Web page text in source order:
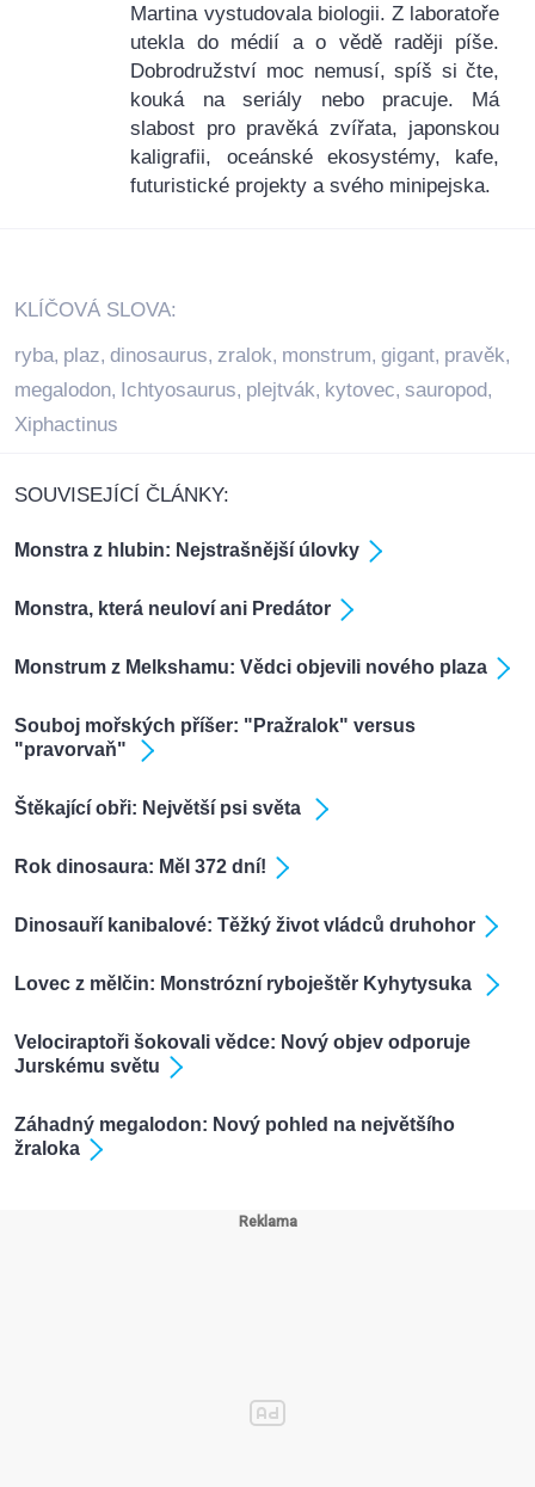
Martina vystudovala biologii. Z laboratoře
utekla do médií a o vědě raději píše.
Dobrodružství moc nemusí, spíš si čte,
kouká na seriály nebo pracuje. Má
slabost pro pravěká zvířata, japonskou
kaligrafii, oceánské ekosystémy, kafe,
futuristické projekty a svého minipejska.
KLÍČOVÁ SLOVA:
ryba, plaz, dinosaurus, zralok, monstrum, gigant, pravěk,
megalodon, Ichtyosaurus, plejtvák, kytovec, sauropod,
Xiphactinus
SOUVISEJÍCÍ ČLÁNKY:
Monstra z hlubin: Nejstrašnější úlovky
Monstra, která neuloví ani Predátor
Monstrum z Melkshamu: Vědci objevili nového plaza
Souboj mořských příšer: "Pražralok" versus
"pravorvaň"
Štěkající obři: Největší psi světa
Rok dinosaura: Měl 372 dní!
Dinosauří kanibalové: Těžký život vládců druhohor
Lovec z mělčin: Monstrózní ryboještěr Kyhytysuka
Velociraptoři šokovali vědce: Nový objev odporuje
Jurskému světu
Záhadný megalodon: Nový pohled na největšího
žraloka